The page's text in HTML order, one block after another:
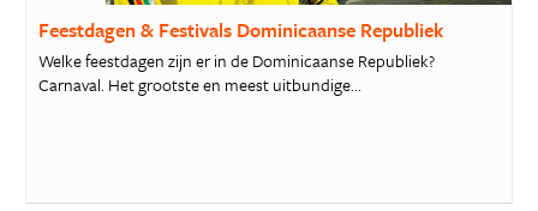
Feestdagen & Festivals Dominicaanse Republiek
Welke feestdagen zijn er in de Dominicaanse Republiek?
Carnaval. Het grootste en meest uitbundige...